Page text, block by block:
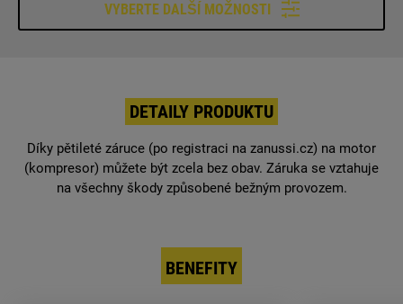
VYBERTE DALŠÍ MOŽNOSTI
DETAILY PRODUKTU
Díky pětileté záruce (po registraci na zanussi.cz) na motor
(kompresor) můžete být zcela bez obav. Záruka se vztahuje
na všechny škody způsobené bežným provozem.
BENEFITY